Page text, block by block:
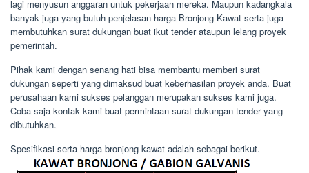
lagi menyusun anggaran untuk pekerjaan mereka. Maupun kadangkala
banyak juga yang butuh penjelasan harga Bronjong Kawat serta juga
membutuhkan surat dukungan buat ikut tender ataupun lelang proyek
pemerintah.
Pihak kami dengan senang hati bisa membantu memberi surat
dukungan seperti yang dimaksud buat keberhasilan proyek anda. Buat
perusahaan kami sukses pelanggan merupakan sukses kami juga.
Coba saja kontak kami buat permintaan surat dukungan tender yang
dibutuhkan.
Spesifikasi serta harga bronjong kawat adalah sebagai berikut.